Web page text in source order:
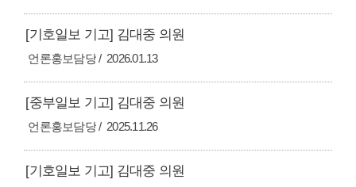
[기호일보 기고] 김대중 의원
언론홍보담당 2026.01.13
[중부일보 기고] 김대중 의원
언론홍보담당 2025.11.26
[기호일보 기고] 김대중 의원